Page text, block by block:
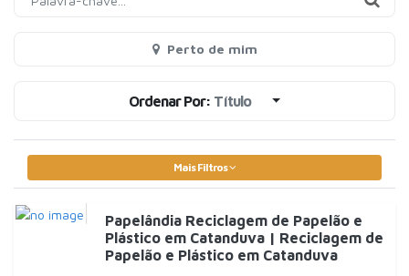
Perto de mim
Ordenar Por: Título
Mais Filtros
Papelândia Reciclagem de Papelão e
Plástico em Catanduva | Reciclagem de
Papelão e Plástico em Catanduva